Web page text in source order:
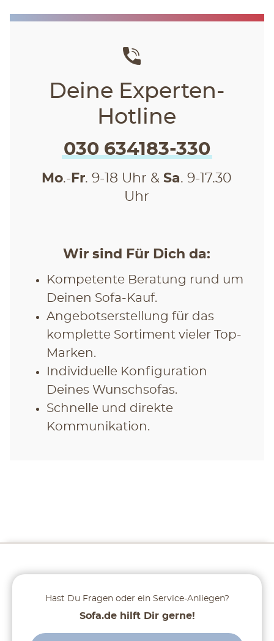
Deine Experten-
Hotline
030 634183-330
Mo.- Fr. 9-18 Uhr &Sa. 9-17.30
Uhr
Wir sind Für Dich da:
Kompetente Beratung rund um
Deinen Sofa-Kauf.
Angebotserstellung für das
komplette Sortiment vieler Top-
Marken.
Individuelle Konfiguration
Deines Wunschsofas.
Schnelle und direkte
Kommunikation.
Hast Du Fragen oder ein Service-Anliegen?
Sofa.de hilft Dir gerne!